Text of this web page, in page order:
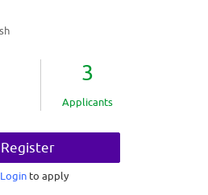
3
Applicants
Register
Login to apply